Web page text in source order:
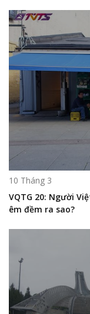
10 Tháng 3
VQTG 20: Người
êm đềm ra sao?